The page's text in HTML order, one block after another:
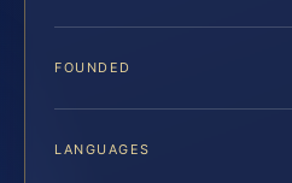
FOUNDED
LANGUAGES